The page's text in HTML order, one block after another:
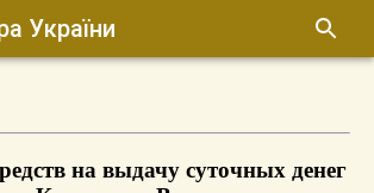
України
на выдачу суточных денег